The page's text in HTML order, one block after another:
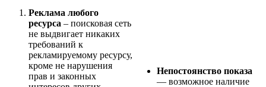
Реклама любого
ресурса – поисковая сеть
не выдвигает никаких
требований к
рекламируемому ресурсу,
кроме не нарушения
прав и законных
Непостоянство показа
— возможное наличие